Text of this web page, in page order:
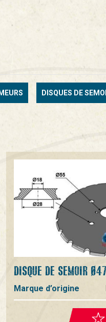
DISQUES DE
DISQUE DE SEMOIR
Marque d’origine